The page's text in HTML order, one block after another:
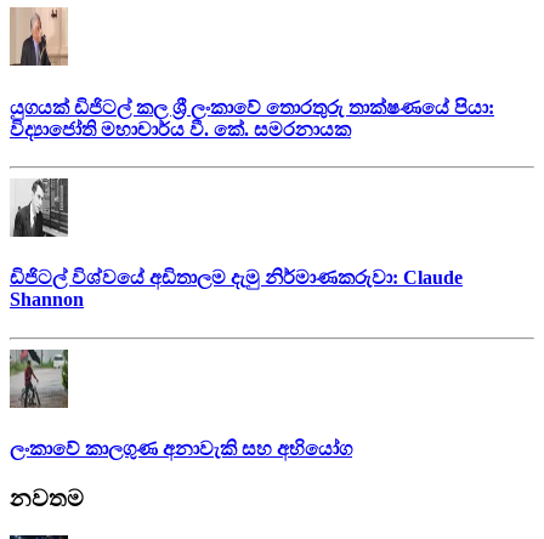
යුගයක් ඩිජිටල් කල ශ්‍රී ලංකාවේ තොරතුරු තාක්ෂණයේ පියා:
විද්‍යාජෝති මහාචාර්ය වී. කේ. සමරනායක
ඩිජිටල් විශ්වයේ අඩිතාලම දැමු නිර්මාණකරුවා: Claude
Shannon
ලංකාවේ කාලගුණ අනාවැකි සහ අභියෝග
නවතම